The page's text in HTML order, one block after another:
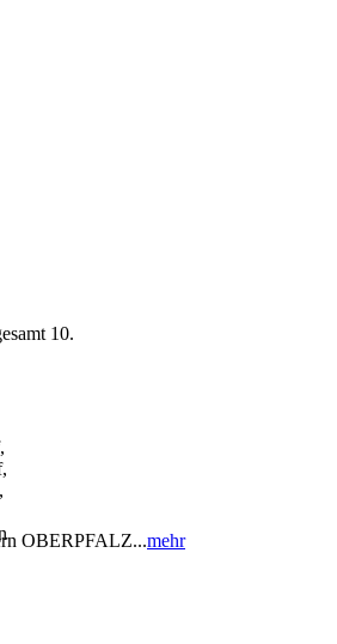
10.
OBERPFALZ...mehr